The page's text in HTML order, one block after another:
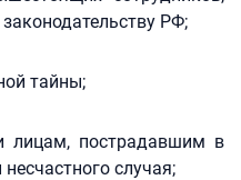
РФ;
тайны;
лицам, пострадавшим в
случая;